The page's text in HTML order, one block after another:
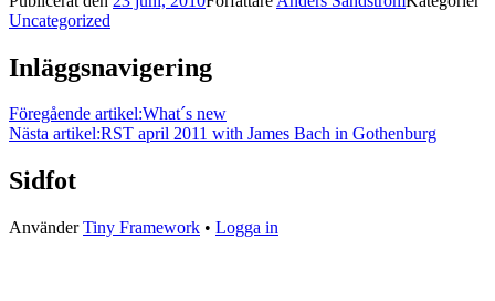
Uncategorized
Inläggsnavigering
Föregående artikel:What´s new
Nästa artikel:RST april 2011 with James Bach in Gothenburg
Sidfot
AnvänderTiny Framework • Logga in